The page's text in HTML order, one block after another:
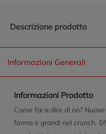
Descrizione prodotto
Informazioni Generali
Informazioni Prodotto
Come fai a dire di no?
forma e grandi nel crunch.